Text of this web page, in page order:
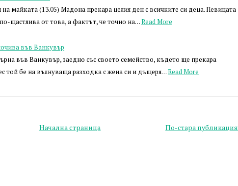
майката (13.05) Мадона прекара целия ден с всичките си деца. Певицата
щастлива от това, а фактът, че точно на…Read More
във Ванкувър
във Ванкувър, заедно със своето семейство, където ще прекара
той бе на вълнуваща разходка с жена си и дъщеря…Read More
По-стара публикация
Начална страница